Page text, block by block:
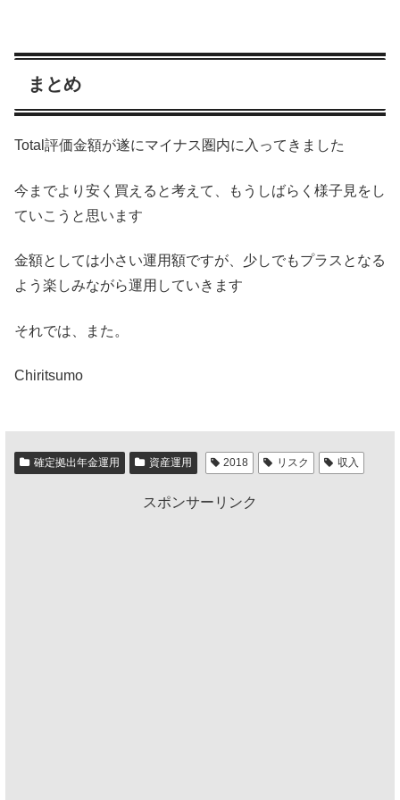
まとめ
Total評価金額が遂にマイナス圏内に入ってきました
今までより安く買えると考えて、もうしばらく様子見をし
ていこうと思います
金額としては小さい運用額ですが、少しでもプラスとなる
よう楽しみながら運用していきます
それでは、また。
Chiritsumo
確定拠出年金運用 資産運用 2018 リスク 収入
スポンサーリンク